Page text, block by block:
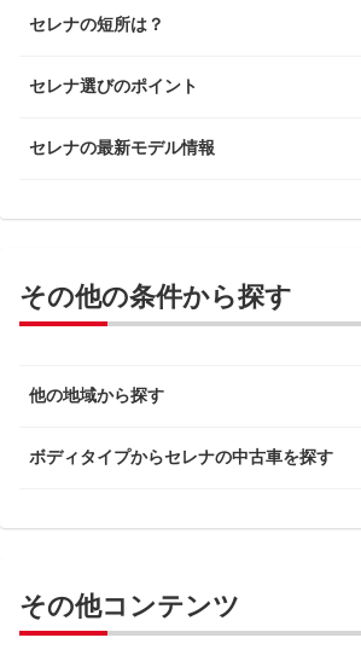
セレナの短所は？
セレナ選びのポイント
セレナの最新モデル情報
その他の条件から探す
他の地域から探す
ボディタイプからセレナの中古車を探す
その他コンテンツ